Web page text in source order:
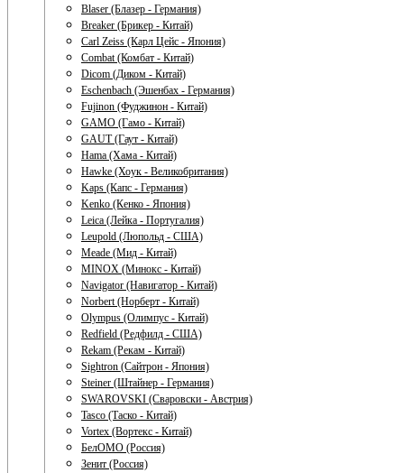
Blaser (Блазер - Германия)
Breaker (Брикер - Китай)
Carl Zeiss (Карл Цейс - Япония)
Combat (Комбат - Китай)
Dicom (Диком - Китай)
Eschenbach (Эшенбах - Германия)
Fujinon (Фуджинон - Китай)
GAMO (Гамо - Китай)
GAUT (Гаут - Китай)
Hama (Хама - Китай)
Hawke (Хоук - Великобритания)
Kaps (Капс - Германия)
Kenko (Кенко - Япония)
Leica (Лейка - Португалия)
Leupold (Люпольд - США)
Meade (Мид - Китай)
MINOX (Минокс - Китай)
Navigator (Навигатор - Китай)
Norbert (Норберт - Китай)
Olympus (Олимпус - Китай)
Redfield (Редфилд - США)
Rekam (Рекам - Китай)
Sightron (Сайтрон - Япония)
Steiner (Штайнер - Германия)
SWAROVSKI (Сваровски - Австрия)
Tasco (Таско - Китай)
Vortex (Вортекс - Китай)
БелОМО (Россия)
Зенит (Россия)